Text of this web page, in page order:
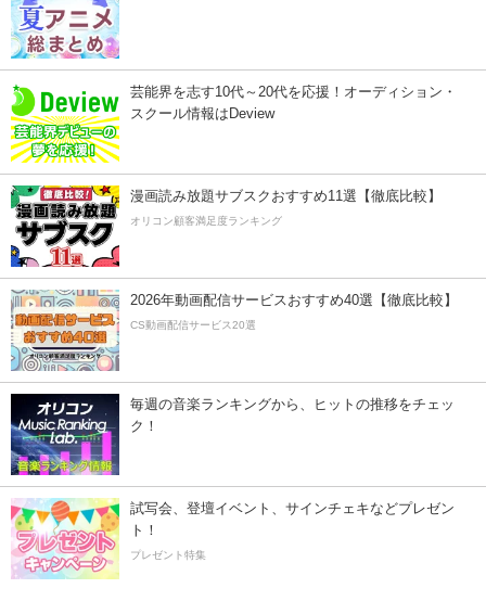
芸能界を志す10代～20代を応援！オーディション・
スクール情報はDeview
漫画読み放題サブスクおすすめ11選【徹底比較】
オリコン顧客満足度ランキング
2026年動画配信サービスおすすめ40選【徹底比較】
CS動画配信サービス20選
毎週の音楽ランキングから、ヒットの推移をチェッ
ク！
試写会、登壇イベント、サインチェキなどプレゼン
ト！
プレゼント特集